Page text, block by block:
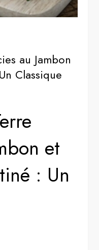
au Jambon
Classique
et
: Un